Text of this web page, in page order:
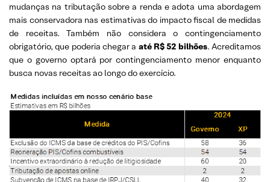
mudanças na tributação sobre a renda e adota uma abordagem
mais conservadora nas estimativas do impacto fiscal de medidas
de receitas. Também não considera o contingenciamento
obrigatório, que poderia chegar a até R$ 52 bilhões. Acreditamos
que o governo optará por contingenciamento menor enquanto
busca novas receitas ao longo do exercício.